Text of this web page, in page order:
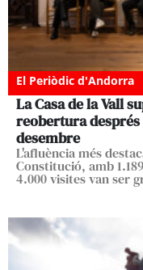
El Periòdic d'Andorra
La Casa de la Vall
reobertura
desembre
L'afluència més
Constitució, amb
4.000 visites van ser